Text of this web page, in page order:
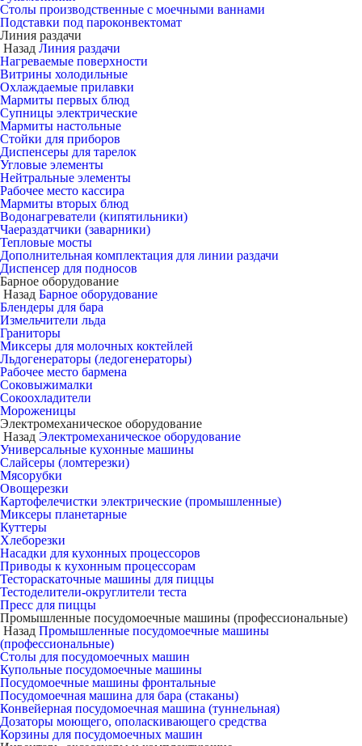
Столы производственные с моечными ваннами
Подставки под пароконвектомат
Линия раздачи
Назад Линия раздачи
Нагреваемые поверхности
Витрины холодильные
Охлаждаемые прилавки
Мармиты первых блюд
Супницы электрические
Мармиты настольные
Стойки для приборов
Диспенсеры для тарелок
Угловые элементы
Нейтральные элементы
Рабочее место кассира
Мармиты вторых блюд
Водонагреватели (кипятильники)
Чаераздатчики (заварники)
Тепловые мосты
Дополнительная комплектация для линии раздачи
Диспенсер для подносов
Барное оборудование
Назад Барное оборудование
Блендеры для бара
Измельчители льда
Граниторы
Миксеры для молочных коктейлей
Льдогенераторы (ледогенераторы)
Рабочее место бармена
Соковыжималки
Сокоохладители
Мороженицы
Электромеханическое оборудование
Назад Электромеханическое оборудование
Универсальные кухонные машины
Слайсеры (ломтерезки)
Мясорубки
Овощерезки
Картофелечистки электрические (промышленные)
Миксеры планетарные
Куттеры
Хлеборезки
Насадки для кухонных процессоров
Приводы к кухонным процессорам
Тестораскаточные машины для пиццы
Тестоделители-округлители теста
Пресс для пиццы
Промышленные посудомоечные машины (профессиональные)
Назад Промышленные посудомоечные машины
(профессиональные)
Столы для посудомоечных машин
Купольные посудомоечные машины
Посудомоечные машины фронтальные
Посудомоечная машина для бара (стаканы)
Конвейерная посудомоечная машина (туннельная)
Дозаторы моющего, ополаскивающего средства
Корзины для посудомоечных машин